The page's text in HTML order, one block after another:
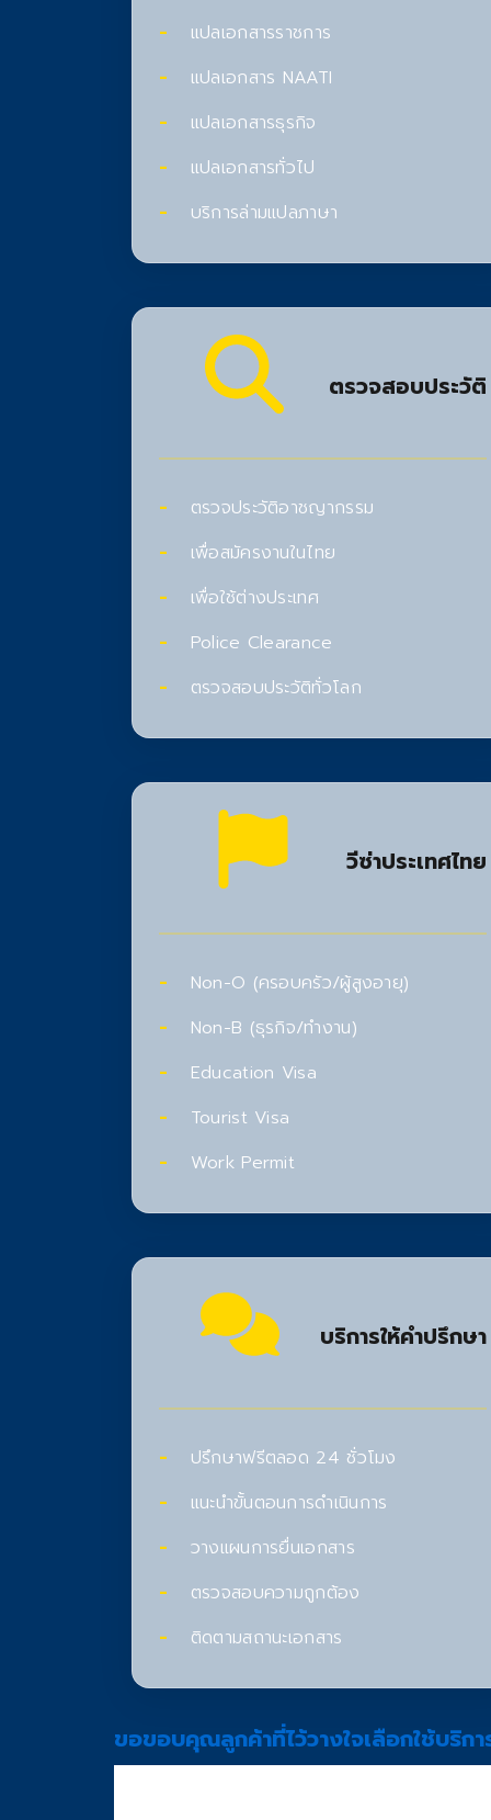
แปลเอกสารราชการ
แปลเอกสาร NAATI
แปลเอกสารธุรกิจ
แปลเอกสารทั่วไป
บริการล่ามแปลภาษา
ตรวจสอบประวัติ
ตรวจประวัติอาชญากรรม
เพื่อสมัครงานในไทย
เพื่อใช้ต่างประเทศ
Police Clearance
ตรวจสอบประวัติทั่วโลก
วีซ่าประเทศไทย
Non-O (ครอบครัว/ผู้สูงอายุ)
Non-B (ธุรกิจ/ทำงาน)
Education Visa
Tourist Visa
Work Permit
บริการให้คำปรึกษา
ปรึกษาฟรีตลอด 24 ชั่วโมง
แนะนำขั้นตอนการดำเนินการ
วางแผนการยื่นเอกสาร
ตรวจสอบความถูกต้อง
ติดตามสถานะเอกสาร
ขอขอบคุณลูกค้าที่ไว้วางใจเลือกใช้บริกา